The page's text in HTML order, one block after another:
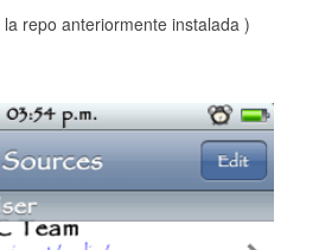
repo anteriormente instalada )